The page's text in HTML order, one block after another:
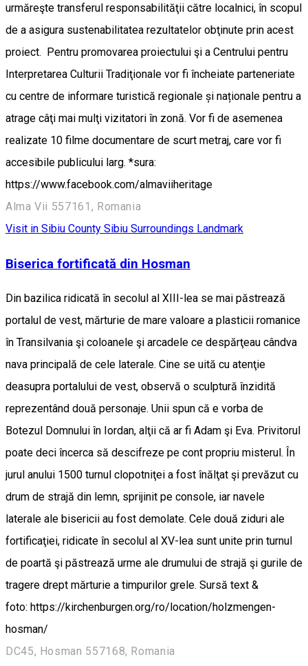
urmăreşte transferul responsabilităţii către localnici, în scopul
de a asigura sustenabilitatea rezultatelor obţinute prin acest
proiect. Pentru promovarea proiectului şi a Centrului pentru
Interpretarea Culturii Tradiţionale vor fi încheiate parteneriate
cu centre de informare turistică regionale și naționale pentru a
atrage câţi mai mulţi vizitatori în zonă. Vor fi de asemenea
realizate 10 filme documentare de scurt metraj, care vor fi
accesibile publicului larg. *sura:
https://www.facebook.com/almaviiheritage
Alma Vii 557161, Romania
Visit in Sibiu County Sibiu Surroundings Landmark
Biserica fortificată din Hosman
Din bazilica ridicată în secolul al XIII-lea se mai păstrează
portalul de vest, mărturie de mare valoare a plasticii romanice
în Transilvania şi coloanele şi arcadele ce despărţeau cândva
nava principală de cele laterale. Cine se uită cu atenţie
deasupra portalului de vest, observă o sculptură înzidită
reprezentând două personaje. Unii spun că e vorba de
Botezul Domnului în Iordan, alţii că ar fi Adam şi Eva. Privitorul
poate deci încerca să descifreze pe cont propriu misterul. În
jurul anului 1500 turnul clopotniţei a fost înălţat şi prevăzut cu
drum de strajă din lemn, sprijinit pe console, iar navele
laterale ale bisericii au fost demolate. Cele două ziduri ale
fortificaţiei, ridicate în secolul al XV-lea sunt unite prin turnul
de poartă şi păstrează urme ale drumului de strajă şi gurile de
tragere drept mărturie a timpurilor grele. Sursă text &
foto: https://kirchenburgen.org/ro/location/holzmengen-
hosman/
DC45, Hosman 557168, Romania